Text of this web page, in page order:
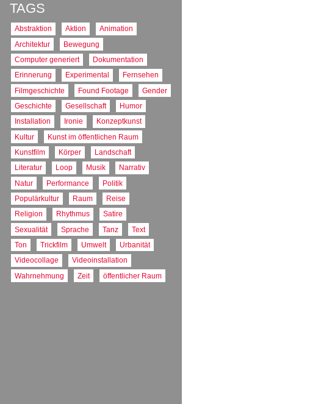
TAGS
Abstraktion Aktion
Animation
Architektur
Bewegung
Computer generiert
Dokumentation
Erinnerung
Experimental
Fernsehen
Filmgeschichte
Found Footage
Gender
Geschichte
Gesellschaft
Humor
Installation
Ironie
Konzeptkunst
Kultur
Kunst im öffentlichen Raum
Kunstfilm
Körper
Landschaft
Literatur
Loop Musik
Narrativ
Natur
Performance
Politik
Populärkultur
Raum
Reise
Religion
Rhythmus
Satire
Sexualität
Sprache Tanz
Text
Ton
Trickfilm Umwelt
Urbanität
Videocollage
Videoinstallation
Wahrnehmung
Zeit öffentlicher Raum